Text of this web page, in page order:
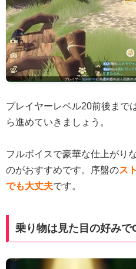
プレイヤーレベル20前後まで
ら進めていきましょう。
フルボイスで豪華な仕上がり
のがおすすめです。序盤のス
でも大丈夫です。
乗り物は見た目の好みで